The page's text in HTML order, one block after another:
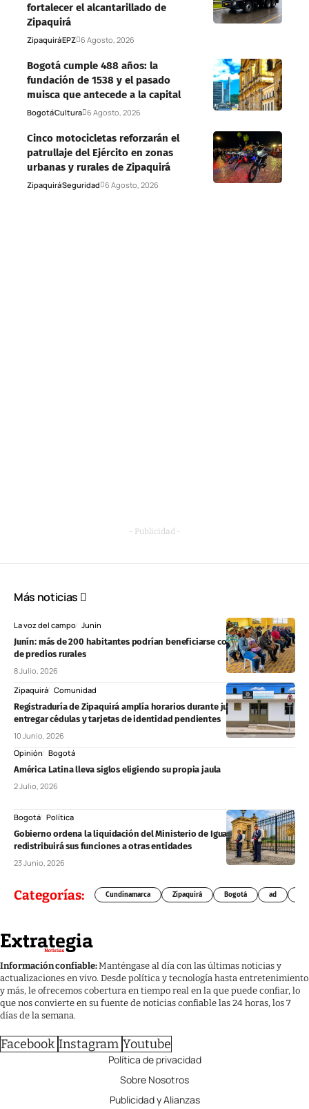
fortalecer el alcantarillado de
Zipaquirá
ZipaquiráEPZ 6 Agosto, 2026
Bogotá cumple 488 años: la
fundación de 1538 y el pasado
muisca que antecede a la capital
BogotáCultura 6 Agosto, 2026
Cinco motocicletas reforzarán el
patrullaje del Ejército en zonas
urbanas y rurales de Zipaquirá
ZipaquiráSeguridad 6 Agosto, 2026
- Publicidad -
Más noticias
La voz del campo Junín
Junín: más de 200 habitantes podrían beneficiarse con formalización
de predios rurales
8 Julio, 2026
Zipaquirá Comunidad
Registraduría de Zipaquirá amplía horarios durante junio para
entregar cédulas y tarjetas de identidad pendientes
10 Junio, 2026
Opinión Bogotá
América Latina lleva siglos eligiendo su propia jaula
2 Julio, 2026
Bogotá Política
Gobierno ordena la liquidación del Ministerio de Igualdad y Equidad:
redistribuirá sus funciones a otras entidades
23 Junio, 2026
Categorías: Cundinamarca Zipaquirá Bogotá ad
Información confiable:Manténgase al día con las últimas noticias y
actualizaciones en vivo. Desde política y tecnología hasta entretenimiento
y más, le ofrecemos cobertura en tiempo real en la que puede confiar, lo
que nos convierte en su fuente de noticias confiable las 24 horas, los 7
días de la semana.
Facebook Instagram Youtube
Política de privacidad
Sobre Nosotros
Publicidad y Alianzas